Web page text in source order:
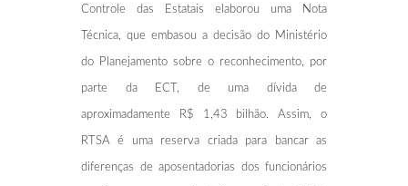
Controle das Estatais elaborou uma Nota
Técnica, que embasou a decisão do Ministério
do Planejamento sobre o reconhecimento, por
parte da ECT, de uma dívida de
aproximadamente R$ 1,43 bilhão. Assim, o
RTSA é uma reserva criada para bancar as
diferenças de aposentadorias dos funcionários